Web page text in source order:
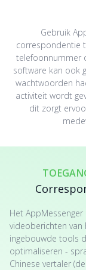
Gebruik
correspondentie
telefoonnummer
software kan ook
wachtwoorden
activiteit wordt
dit zorgt
Het
videoberichten
ingebouwde tools
optimaliseren -
Chinese vertaler